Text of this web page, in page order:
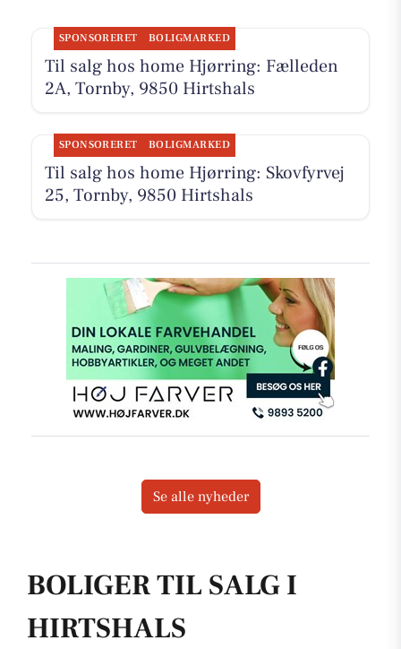
SPONSORERET BOLIGMARKED
Til salg hos home Hjørring: Fælleden
2A, Tornby, 9850 Hirtshals
SPONSORERET BOLIGMARKED
Til salg hos home Hjørring: Skovfyrvej
25, Tornby, 9850 Hirtshals
Se alle nyheder
BOLIGER TIL SALG I
HIRTSHALS